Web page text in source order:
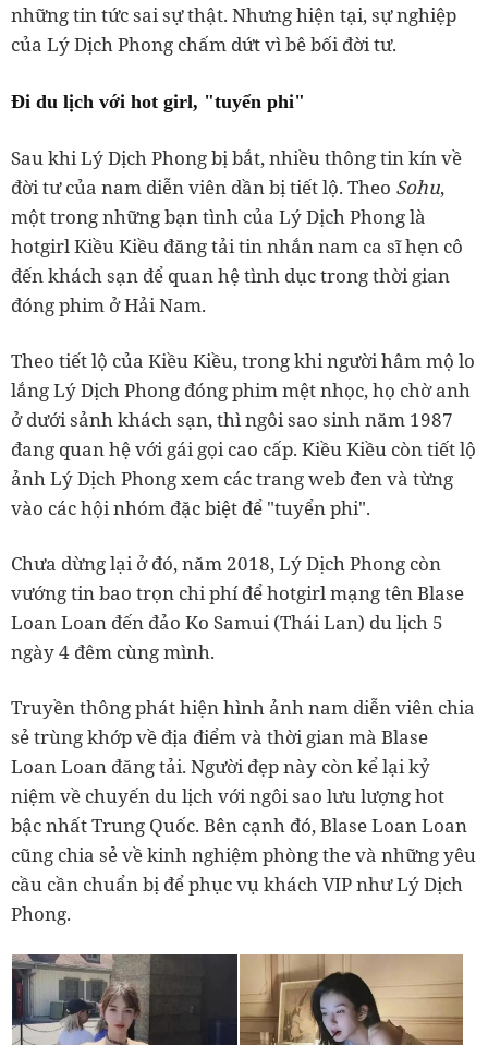
những tin tức sai sự thật. Nhưng hiện tại, sự nghiệp
của Lý Dịch Phong chấm dứt vì bê bối đời tư.
Đi du lịch với hot girl, "tuyển phi"
Sau khi Lý Dịch Phong bị bắt, nhiều thông tin kín về
đời tư của nam diễn viên dần bị tiết lộ. Theo Sohu,
một trong những bạn tình của Lý Dịch Phong là
hotgirl Kiều Kiều đăng tải tin nhắn nam ca sĩ hẹn cô
đến khách sạn để quan hệ tình dục trong thời gian
đóng phim ở Hải Nam.
Theo tiết lộ của Kiều Kiều, trong khi người hâm mộ lo
lắng Lý Dịch Phong đóng phim mệt nhọc, họ chờ anh
ở dưới sảnh khách sạn, thì ngôi sao sinh năm 1987
đang quan hệ với gái gọi cao cấp. Kiều Kiều còn tiết lộ
ảnh Lý Dịch Phong xem các trang web đen và từng
vào các hội nhóm đặc biệt để "tuyển phi".
Chưa dừng lại ở đó, năm 2018, Lý Dịch Phong còn
vướng tin bao trọn chi phí để hotgirl mạng tên Blase
Loan Loan đến đảo Ko Samui (Thái Lan) du lịch 5
ngày 4 đêm cùng mình.
Truyền thông phát hiện hình ảnh nam diễn viên chia
sẻ trùng khớp về địa điểm và thời gian mà Blase
Loan Loan đăng tải. Người đẹp này còn kể lại kỷ
niệm về chuyến du lịch với ngôi sao lưu lượng hot
bậc nhất Trung Quốc. Bên cạnh đó, Blase Loan Loan
cũng chia sẻ về kinh nghiệm phòng the và những yêu
cầu cần chuẩn bị để phục vụ khách VIP như Lý Dịch
Phong.